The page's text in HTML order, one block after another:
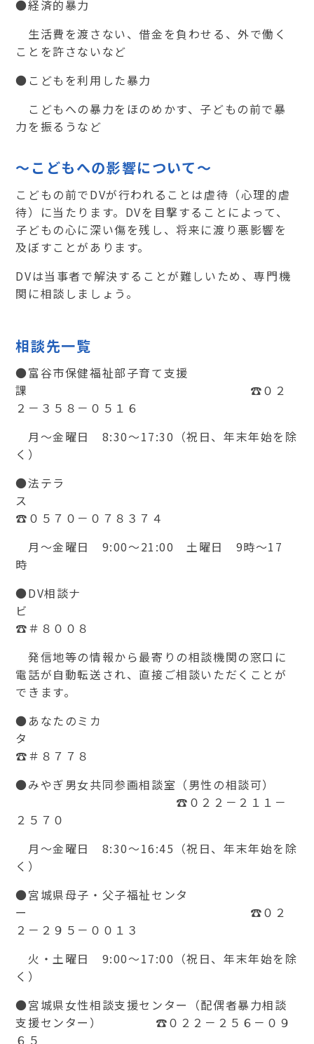
●経済的暴力
生活費を渡さない、借金を負わせる、外で働く
ことを許さないなど
●こどもを利用した暴力
こどもへの暴力をほのめかす、子どもの前で暴
力を振るうなど
～こどもへの影響について～
こどもの前でDVが行われることは虐待（心理的虐
待）に当たります。DVを目撃することによって、
子どもの心に深い傷を残し、将来に渡り悪影響を
及ぼすことがあります。
DVは当事者で解決することが難しいため、専門機
関に相談しましょう。
相談先一覧
●富谷市保健福祉部子育て支援
課 ☎０２
２－３５８－０５１６
月～金曜日 8:30～17:30（祝日、年末年始を除
く）
●法テラ
☎０５７０－０７８３７４
月～金曜日 9:00～21:00 土曜日 9時～17
時
●DV相談ナ
☎＃８００８
発信地等の情報から最寄りの相談機関の窓口に
電話が自動転送され、直接ご相談いただくことが
できます。
●あなたのミカ
☎＃８７７８
●みやぎ男女共同参画相談室（男性の相談可）
☎０２２－２１１－
２５７０
月～金曜日 8:30～16:45（祝日、年末年始を除
く）
●宮城県母子・父子福祉センタ
ー ☎０２
２－２９５－００１３
火・土曜日 9:00～17:00（祝日、年末年始を除
く）
●宮城県女性相談支援センター（配偶者暴力相談
支援センター） ☎０２２－２５６－０９
６５